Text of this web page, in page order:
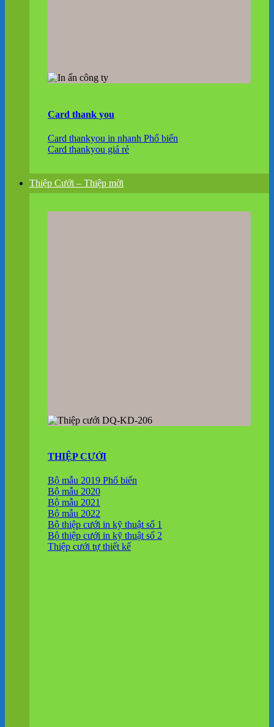
Card thank you
Card thankyou in nhanh
Card thankyou giá rẻ
Thiệp Cưới – Thiệp mời
THIỆP CƯỚI
Bộ mẫu 2019
Bộ mẫu 2020
Bộ mẫu 2021
Bộ mẫu 2022
Bộ thiệp cưới in kỹ thuật số 1
Bộ thiệp cưới in kỹ thuật số 2
Thiệp cưới tự thiết kế